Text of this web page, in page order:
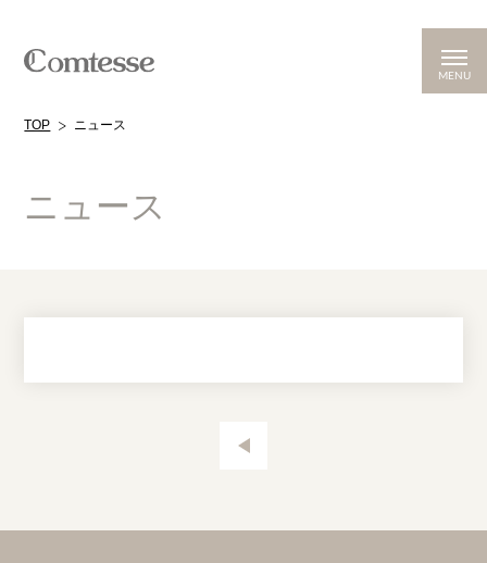
MENU
TOP ニュース
ニュース